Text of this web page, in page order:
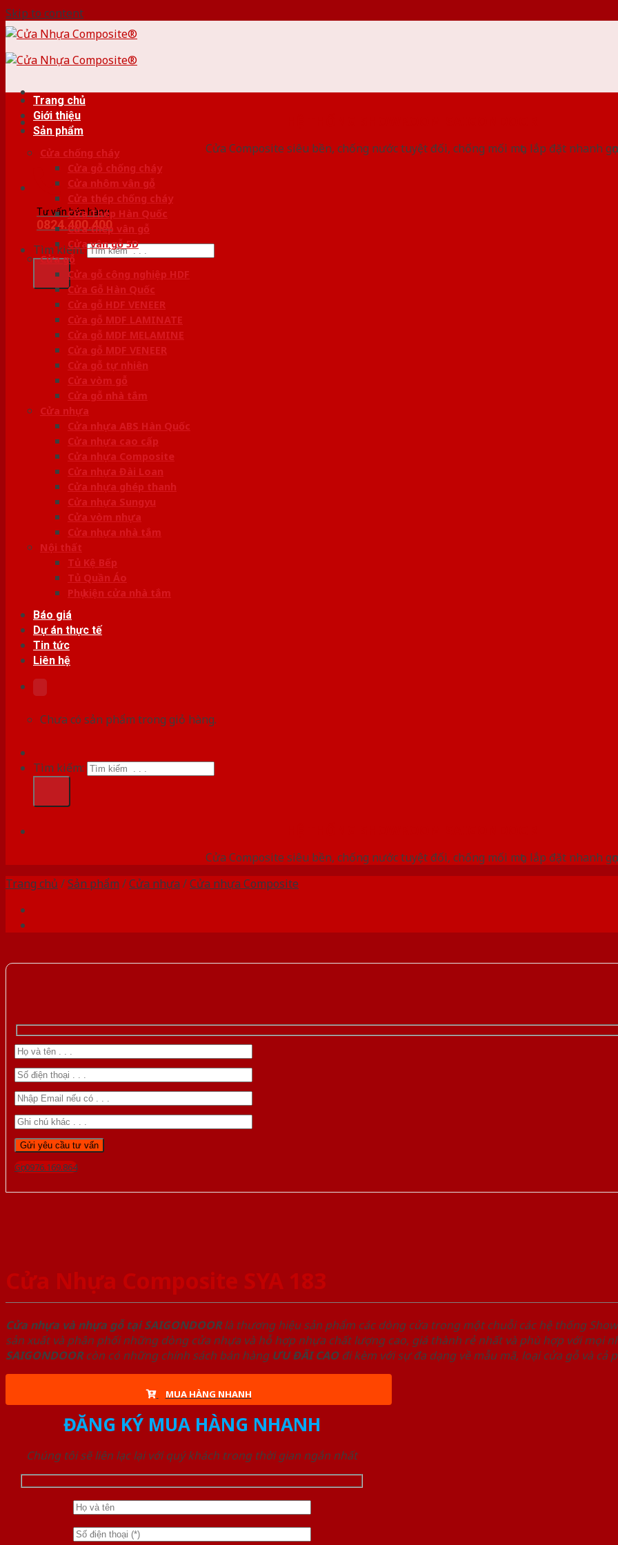
Skip to content
Cửa Composite siêu bền, chống nước tuyệt đối, chống mối mọt, lắp đặt nhanh gọn
Tư vấn bán hàng
0824.400.400
Tìm kiếm:
Trang chủ
Giới thiệu
Sản phẩm
Cửa chống cháy
Cửa gỗ chống cháy
Cửa nhôm vân gỗ
Cửa thép chống cháy
Cửa Thép Hàn Quốc
Cửa thép vân gỗ
Cửa vân gỗ 5D
Cửa gỗ
Cửa gỗ công nghiệp HDF
Cửa Gỗ Hàn Quốc
Cửa gỗ HDF VENEER
Cửa gỗ MDF LAMINATE
Cửa gỗ MDF MELAMINE
Cửa gỗ MDF VENEER
Cửa gỗ tự nhiên
Cửa vòm gỗ
Cửa gỗ nhà tắm
Cửa nhựa
Cửa nhựa ABS Hàn Quốc
Cửa nhựa cao cấp
Cửa nhựa Composite
Cửa nhựa Đài Loan
Cửa nhựa ghép thanh
Cửa nhựa Sungyu
Cửa vòm nhựa
Cửa nhựa nhà tắm
Nội thất
Tủ Kệ Bếp
Tủ Quần Áo
Phụ kiện cửa nhà tắm
Báo giá
Dự án thực tế
Tin tức
Liên hệ
Chưa có sản phẩm trong giỏ hàng.
Tìm kiếm:
Cửa Composite siêu bền, chống nước tuyệt đối, chống mối mọt, lắp đặt nhanh gọn
Trang chủ /Sản phẩm /Cửa nhựa /Cửa nhựa Composite
Gọi 0976.169.864
Cửa Nhựa Composite SYA 183
Cửa nhựa và nhựa gỗ tại SAIGONDOORlà thương hiệu sản phẩm các dòng cửa trong một chuỗi các hệ thống
sản xuất và phân phối những dòng cửa nhựa và hỗ hợp nhựa chất lượng cao, giá thành rẻ nhất và phù hợp với mọi
SAIGONDOORcòn có những chính sách bán hàng ƯU ĐÃI CAOđi kèm với sự đa dạng về mẫu mã, loại cửa gỗ và cả
MUA HÀNG NHANH
ĐĂNG KÝ MUA HÀNG NHANH
Chúng tôi sẽ liên lạc lại với quý khách trong thời gian ngắn nhất